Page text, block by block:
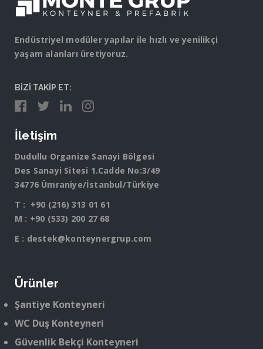
Endüstriyel modüler yapılar ile hızlı ve yenilikçi
yaşam alanları üretiyoruz.
BİZİ TAKİP ET:
İletişim
Dudullu Organize Sanayi Bölgesi
Des Sanayi Sitesi 1.Cadde No:3/49
34776 Ümraniye/İstanbul/Türkiye
T : +90 (216) 313 01 61
M : +90 (533) 200 27 68
E : destek@konteynergrup.com
Ürünler
Şantiye Konteyneri
WC Duş Konteyneri
Güvenlik Bekçi Konteyneri